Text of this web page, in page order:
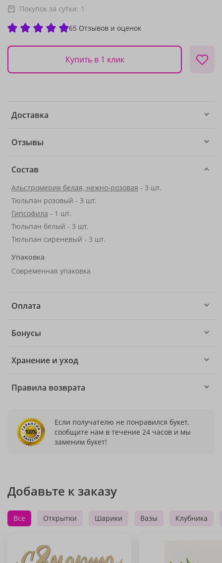
Покупок за сутки: 1
65 Отзывов и оценок
Купить в 1 клик
Доставка
Отзывы
Состав
Альстромерия белая, нежно-розовая - 3 шт.
Тюльпан розовый - 3 шт.
Гипсофила - 1 шт.
Тюльпан белый - 3 шт.
Тюльпан сиреневый - 3 шт.
Упаковка
Современная упаковка
Оплата
Бонусы
Хранение и уход
Правила возврата
Если получателю не понравился букет,
сообщите нам в течение 24 часов и мы
заменим букет!
Добавьте к заказу
Все Открытки Шарики Вазы Клубника